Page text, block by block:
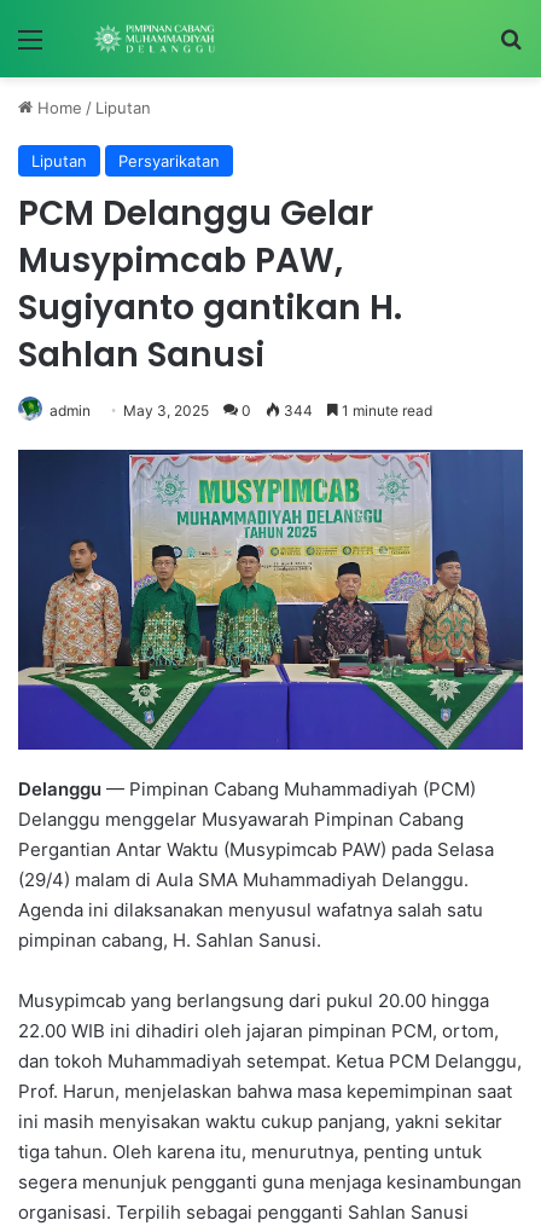
Home / Liputan
Liputan Persyarikatan
PCM Delanggu Gelar
Musypimcab PAW,
Sugiyanto gantikan H.
Sahlan Sanusi
admin May 3, 2025 0 344 1 minute read
Delanggu — Pimpinan Cabang Muhammadiyah (PCM)
Delanggu menggelar Musyawarah Pimpinan Cabang
Pergantian Antar Waktu (Musypimcab PAW) pada Selasa
(29/4) malam di Aula SMA Muhammadiyah Delanggu.
Agenda ini dilaksanakan menyusul wafatnya salah satu
pimpinan cabang, H. Sahlan Sanusi.
Musypimcab yang berlangsung dari pukul 20.00 hingga
22.00 WIB ini dihadiri oleh jajaran pimpinan PCM, ortom,
dan tokoh Muhammadiyah setempat. Ketua PCM Delanggu,
Prof. Harun, menjelaskan bahwa masa kepemimpinan saat
ini masih menyisakan waktu cukup panjang, yakni sekitar
tiga tahun. Oleh karena itu, menurutnya, penting untuk
segera menunjuk pengganti guna menjaga kesinambungan
organisasi. Terpilih sebagai pengganti Sahlan Sanusi